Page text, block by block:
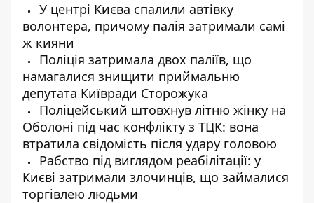
У центрі Києва спалили автівку
волонтера, причому палія затримали самі
ж кияни
Поліція затримала двох паліїв, що
намагалися знищити приймальню
депутата Київради Сторожука
Поліцейський штовхнув літню жінку на
Оболоні під час конфлікту з ТЦК: вона
втратила свідомість після удару головою
Рабство під виглядом реабілітації: у
Києві затримали злочинців, що займалися
торгівлею людьми